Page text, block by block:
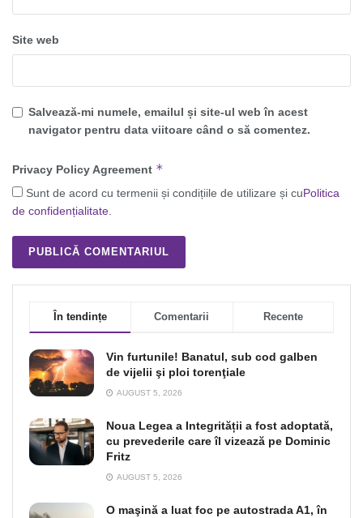
Site web
Salvează-mi numele, emailul și site-ul web în acest
navigator pentru data viitoare când o să comentez.
Privacy Policy Agreement *
Sunt de acord cu termenii și condițiile de utilizare și cuPolitica
de confidențialitate.
În tendințe Comentarii Recente
Vin furtunile! Banatul, sub cod galben
de vijelii şi ploi torenţiale
AUGUST 5, 2026
Noua Legea a Integrității a fost adoptată,
cu prevederile care îl vizează pe Dominic
Fritz
AUGUST 5, 2026
O maşină a luat foc pe autostrada A1, în